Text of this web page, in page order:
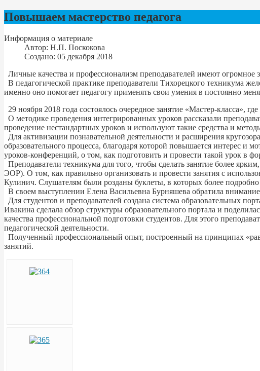
Повышаем мастерство педагога
Информация о материале
Автор: Н.П. Поскокова
Создано: 05 декабря 2018
Личные качества и профессионализм преподавателей имеют
В педагогической практике преподаватели Тихорецкого техникума
именно оно помогает педагогу применять свои умения в постоянно
29 ноября 2018 года состоялось очередное занятие «Мастер-класса»,
О методике проведения интегрированных уроков рассказали
проведение нестандартных уроков и используют такие средства и
Для активизации познавательной деятельности и расширения
образовательного процесса, благодаря которой повышается интерес и
уроков-конференций, о том, как подготовить и провести такой урок в
Преподаватели техникума для того, чтобы сделать занятие более
ЭОР). О том, как правильно организовать и провести занятия с
Кулинич. Слушателям были розданы буклеты, в которых более
В своем выступлении Елена Васильевна Бурняшева обратила
Для студентов и преподавателей создана система образовательных
Ивакина сделала обзор структуры образовательного портала и
качества профессиональной подготовки студентов. Для этого
педагогической деятельности.
Полученный профессиональный опыт, построенный на принципах
занятий.